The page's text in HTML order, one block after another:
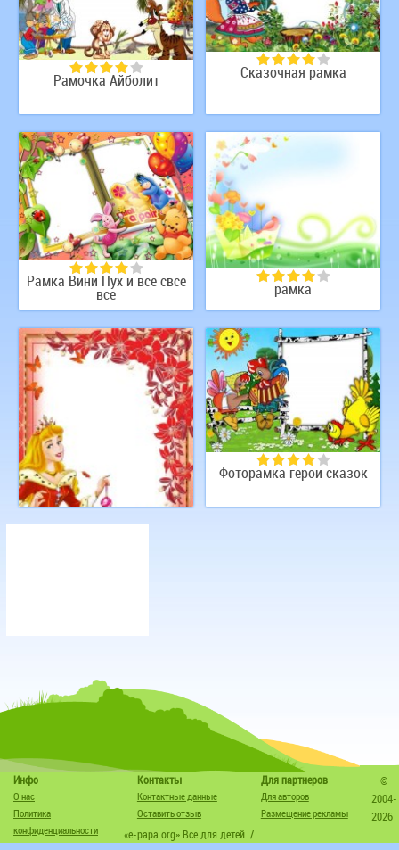
Рамочка Айболит Сказочная рамка
Рамка Вини Пух и все свсе
все рамка
Фоторамка герои сказок
Инфо
О нас
Политика
конфиденциальности
Контакты
Контактные данные
Оставить отзыв
Для партнеров
Для авторов
Размещение рекламы
©
2004-
2026
«e-papa.org» Все для детей. /